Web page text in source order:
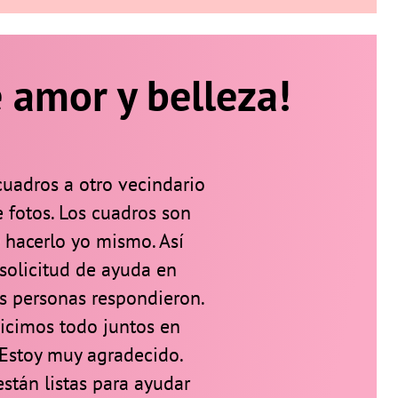
amor y belleza!
a otro vecindario
Los cuadros son
yo mismo. Así
de ayuda en
personas respondieron.
todo juntos en
muy agradecido.
listas para ayudar